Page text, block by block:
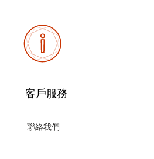
客戶服務
聯絡我們